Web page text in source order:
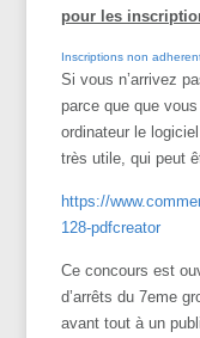
pour les
Inscriptions non
Si vous n’arrivez
parce que que
ordinateur le
très utile, qui peut
https://
128-pdfcreator
Ce concours est
d’arrêts du 7eme
avant tout à un